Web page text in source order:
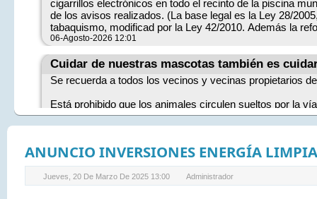
ANUNCIO INVERSIONES ENERGÍA
Jueves, 20 De Marzo De 2025 13:00 Administrador